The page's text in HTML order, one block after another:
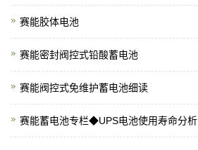
赛能胶体电池
赛能密封阀控式铅酸蓄电池
赛能阀控式免维护蓄电池细读
赛能蓄电池专栏◆UPS电池使用寿命分析